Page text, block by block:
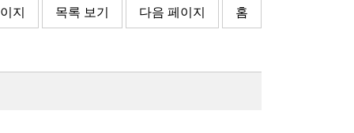
지 목록 보기 다음 페이지 홈